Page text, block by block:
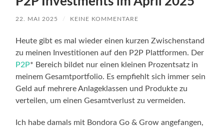
22. MAI 2025 / KEINE KOMMENTARE
Heute gibt es mal wieder einen kurzen Zwischenstand
zu meinen Investitionen auf den P2P Plattformen. Der
P2P* Bereich bildet nur einen kleinen Prozentsatz in
meinem Gesamtportfolio. Es empfiehlt sich immer sein
Geld auf mehrere Anlageklassen und Produkte zu
verteilen, um einen Gesamtverlust zu vermeiden.
Ich habe damals mit Bondora Go & Grow angefangen,